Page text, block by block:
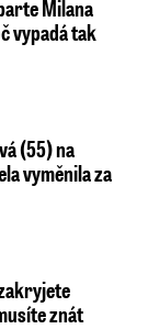
Milana
vypadá tak
(55) na
vyměnila za
znát